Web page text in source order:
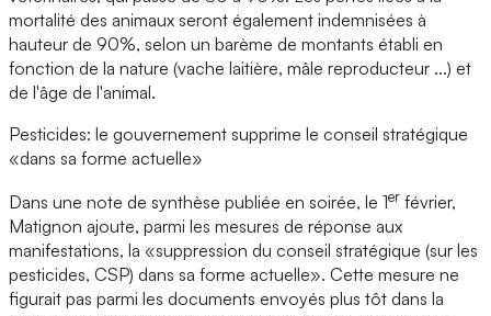
mortalité des animaux seront également indemnisées à
hauteur de 90%, selon un barème de montants établi en
fonction de la nature (vache laitière, mâle reproducteur ...) et
de l'âge de l'animal.
Pesticides: le gouvernement supprime le conseil stratégique
«dans sa forme actuelle»
Dans une note de synthèse publiée en soirée, le 1er février,
Matignon ajoute, parmi les mesures de réponse aux
manifestations, la «suppression du conseil stratégique (sur les
pesticides, CSP) dans sa forme actuelle». Cette mesure ne
figurait pas parmi les documents envoyés plus tôt dans la